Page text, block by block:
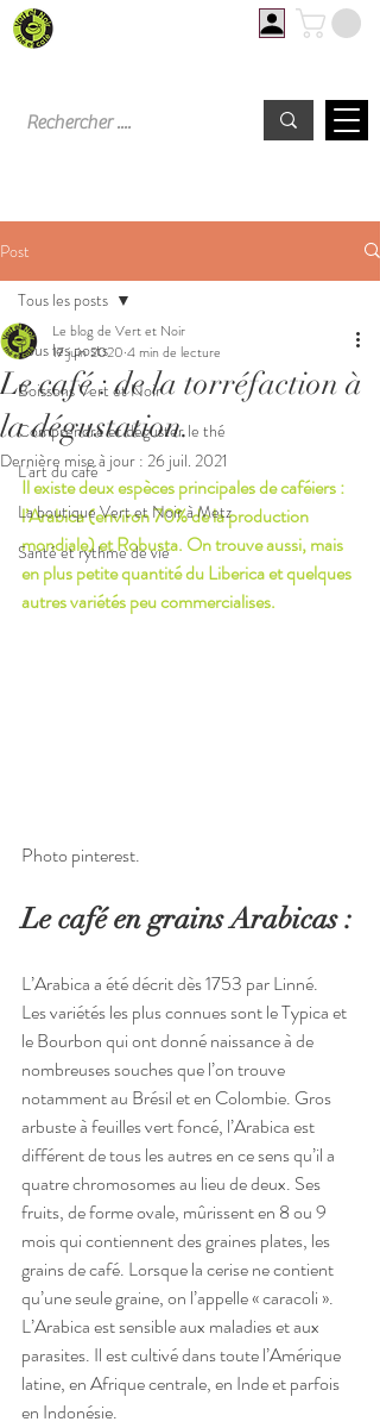
Post
Tous les posts
Boissons Vert et Noir
Comprendre et déguster le thé
L'art du café
La boutique Vert et Noir à Metz
Santé et rythme de vie
Tous les posts
Le café : de la torréfaction à
la dégustation.
Le blog de Vert et Noir
17 juin 2020 4 min de lecture
Dernière mise à jour : 26 juil. 2021
Il existe deux espèces principales de caféiers :
l’Arabica (environ 70% de la production
mondiale) et Robusta. On trouve aussi, mais
en plus petite quantité du Liberica et quelques
autres variétés peu commercialises.
Photo pinterest.
Le café en grains Arabicas :
L’Arabica a été décrit dès 1753 par Linné.
Les variétés les plus connues sont le Typica et
le Bourbon qui ont donné naissance à de
nombreuses souches que l’on trouve
notamment au Brésil et en Colombie. Gros
arbuste à feuilles vert foncé, l’Arabica est
différent de tous les autres en ce sens qu’il a
quatre chromosomes au lieu de deux. Ses
fruits, de forme ovale, mûrissent en 8 ou 9
mois qui contiennent des graines plates, les
grains de café. Lorsque la cerise ne contient
qu’une seule graine, on l’appelle « caracoli ».
L’Arabica est sensible aux maladies et aux
parasites. Il est cultivé dans toute l’Amérique
latine, en Afrique centrale, en Inde et parfois
en Indonésie.